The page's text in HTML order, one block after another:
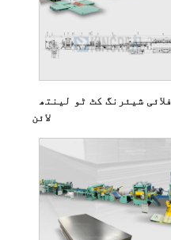
فلائی شیئرنگ کٹ ٹو لینتھ
لائن